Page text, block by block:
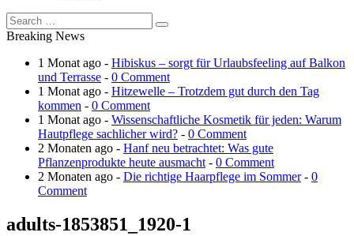
Breaking News
1 Monat ago - Hibiskus – sorgt für Urlaubsfeeling auf Balkon
und Terrasse - 0 Comment
1 Monat ago - Hitzewelle – Trotzdem gut durch den Tag
kommen - 0 Comment
1 Monat ago - Wissenschaftliche Kosmetik für jeden: Warum
Hautpflege sachlicher wird? - 0 Comment
2 Monaten ago - Hanf neu betrachtet: Was gute
Pflanzenprodukte heute ausmacht - 0 Comment
2 Monaten ago - Die richtige Haarpflege im Sommer- 0
Comment
adults-1853851_1920-1